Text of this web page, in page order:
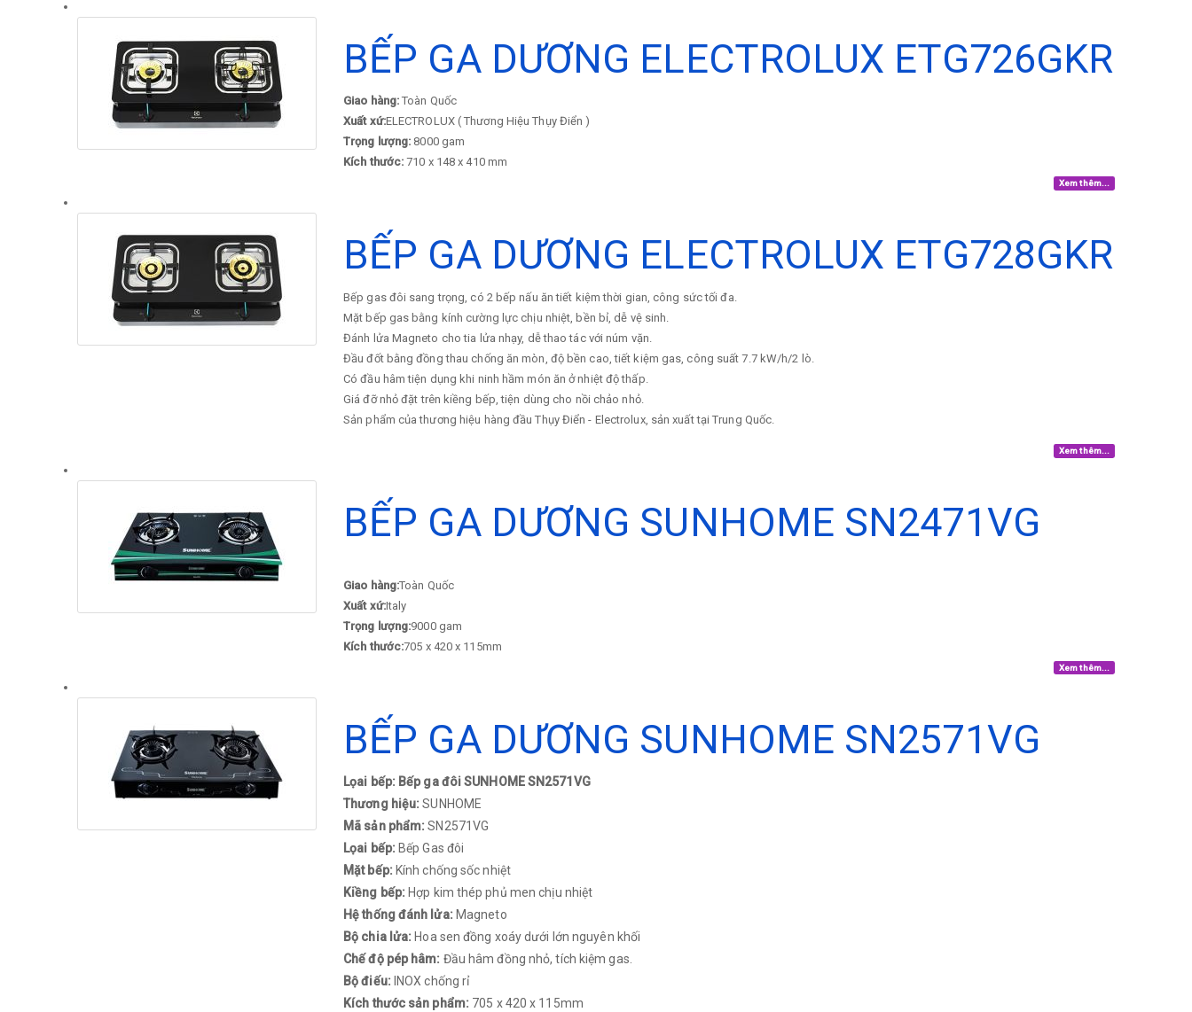
BẾP GA DƯƠNG ELECTROLUX ETG726GKR
Giao hàng: Toàn Quốc
Xuất xứ:ELECTROLUX ( Thương Hiệu Thụy Điển )
Trọng lượng: 8000 gam
Kích thước: 710 x 148 x 410 mm
Xem thêm...
BẾP GA DƯƠNG ELECTROLUX ETG728GKR
Bếp gas đôi sang trọng, có 2 bếp nấu ăn tiết kiệm thời gian, công sức tối đa.
Mặt bếp gas bằng kính cường lực chịu nhiệt, bền bỉ, dễ vệ sinh.
Đánh lửa Magneto cho tia lửa nhạy, dễ thao tác với núm vặn.
Đầu đốt bằng đồng thau chống ăn mòn, độ bền cao, tiết kiệm gas, công suất 7.7 kW/h/2 lò.
Có đầu hâm tiện dụng khi ninh hầm món ăn ở nhiệt độ thấp.
Giá đỡ nhỏ đặt trên kiềng bếp, tiện dùng cho nồi chảo nhỏ.
Sản phẩm của thương hiệu hàng đầu Thụy Điển - Electrolux, sản xuất tại Trung Quốc.
Xem thêm...
BẾP GA DƯƠNG SUNHOME SN2471VG
Giao hàng:Toàn Quốc
Xuất xứ:Italy
Trọng lượng:9000 gam
Kích thước:705 x 420 x 115mm
Xem thêm...
BẾP GA DƯƠNG SUNHOME SN2571VG
Lọai bếp: Bếp ga đôi SUNHOME SN2571VG
Thương hiệu:SUNHOME
Mã sản phẩm:SN2571VG
Lọai bếp: Bếp Gas đôi
Mặt bếp: Kính chống sốc nhiệt
Kiềng bếp: Hợp kim thép phủ men chịu nhiệt
Hệ thống đánh lửa: Magneto
Bộ chia lửa: Hoa sen đồng xoáy dưới lớn nguyên khối
Chế độ pép hâm: Đầu hâm đồng nhỏ, tích kiệm gas.
Bộ điếu: INOX chống rỉ
Kích thước sản phẩm: 705 x 420 x 115mm